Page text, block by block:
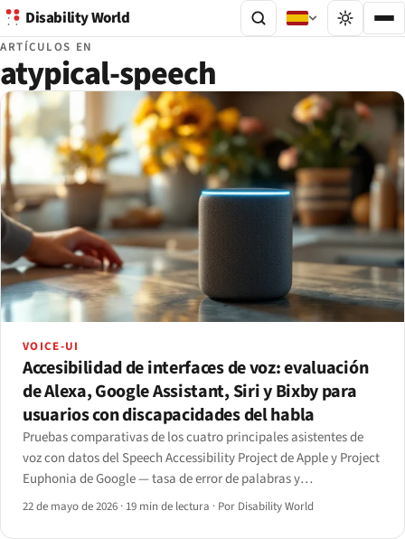
Disability World
ARTÍCULOS EN
atypical-speech
VOICE-UI
Accesibilidad de interfaces de voz: evaluación
de Alexa, Google Assistant, Siri y Bixby para
usuarios con discapacidades del habla
Pruebas comparativas de los cuatro principales asistentes de
voz con datos del Speech Accessibility Project de Apple y Project
Euphonia de Google — tasa de error de palabras y
reconocimiento de intención por condición del habla, más las
22 de mayo de 2026 · 19 min de lectura · Por Disability World